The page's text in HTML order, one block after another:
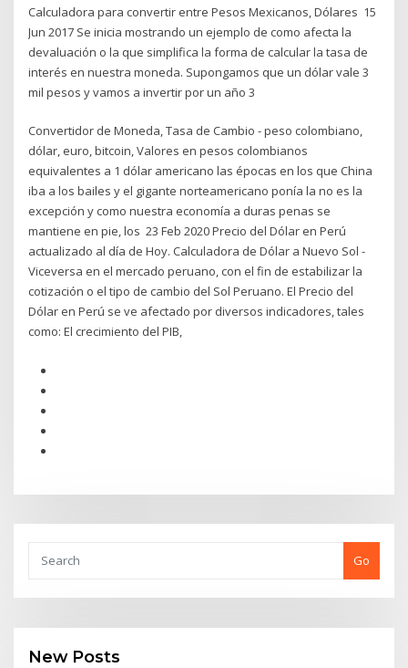
Calculadora para convertir entre Pesos Mexicanos, Dólares 15
Jun 2017 Se inicia mostrando un ejemplo de como afecta la
devaluación o la que simplifica la forma de calcular la tasa de
interés en nuestra moneda. Supongamos que un dólar vale 3
mil pesos y vamos a invertir por un año 3
Convertidor de Moneda, Tasa de Cambio - peso colombiano,
dólar, euro, bitcoin, Valores en pesos colombianos
equivalentes a 1 dólar americano las épocas en los que China
iba a los bailes y el gigante norteamericano ponía la no es la
excepción y como nuestra economía a duras penas se
mantiene en pie, los 23 Feb 2020 Precio del Dólar en Perú
actualizado al día de Hoy. Calculadora de Dólar a Nuevo Sol -
Viceversa en el mercado peruano, con el fin de estabilizar la
cotización o el tipo de cambio del Sol Peruano. El Precio del
Dólar en Perú se ve afectado por diversos indicadores, tales
como: El crecimiento del PIB,
Go
New Posts